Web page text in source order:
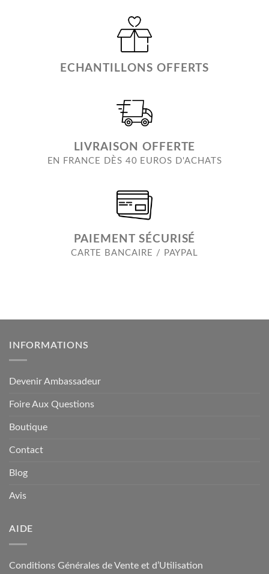
ECHANTILLONS OFFERTS
LIVRAISON OFFERTE
EN FRANCE DÈS 40 EUROS D'ACHATS
PAIEMENT SÉCURISÉ
CARTE BANCAIRE / PAYPAL
INFORMATIONS
Devenir Ambassadeur
Foire Aux Questions
Boutique
Contact
Blog
Avis
AIDE
Conditions Générales de Vente et d’Utilisation